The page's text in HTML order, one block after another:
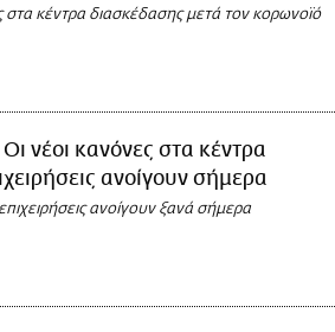
κέντρα διασκέδασης μετά τον κορωνοϊό
νέοι κανόνες στα κέντρα
ανοίγουν σήμερα
ανοίγουν ξανά σήμερα